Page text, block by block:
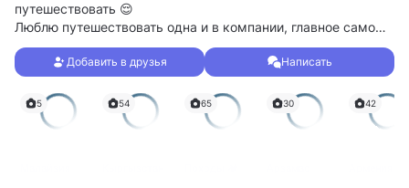
путешествовать 😌
Люблю путешествовать одна и в компании, главное само
путешествие
Идеальный формат путешествия для меня - совмещение
активного и расслабленного темпа. Буду рада найти
попутчиц для совместных поездок в разные уголки нашей
планеты
Добавить в друзья Написать
5 54 65 30 42